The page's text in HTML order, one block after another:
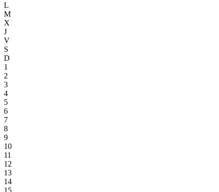
L
M
X
J
V
S
D
1
2
3
4
5
6
7
8
9
10
11
12
13
14
15